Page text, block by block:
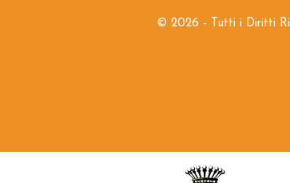
© 2026 - Tutti i Diritti